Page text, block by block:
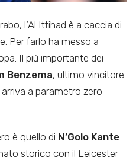
l’Al Ittihad è a caccia di
Per farlo ha messo a
Il più importante dei
Benzema, ultimo vincitore
a parametro zero
è quello di N’Golo Kante.
storico con il Leicester